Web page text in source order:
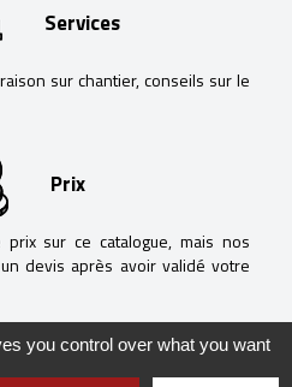
Services
sur chantier, conseils sur le
Prix
sur ce catalogue, mais nos
devis après avoir validé votre
you control over what you want